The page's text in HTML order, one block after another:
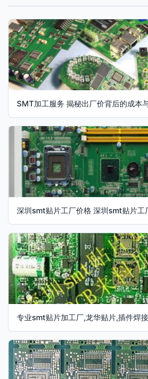
SMT加工服务 揭秘出厂价背后的成本
深圳smt贴片工厂价格 深圳smt贴片工
专业smt贴片加工厂,龙华贴片,插件焊